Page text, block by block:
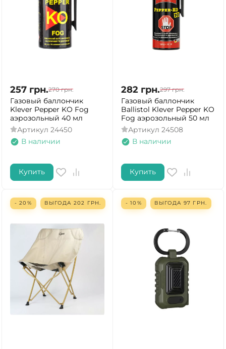
257 грн.270 грн.
Газовый баллончик
Klever Pepper KO Fog
аэрозольный 40 мл
Артикул 24450
В наличии
Купить
282 грн.297 грн.
Газовый баллончик
Ballistol Klever Pepper KO
Fog аэрозольный 50 мл
Артикул 24508
В наличии
Купить
- 20% ВЫГОДА 202 ГРН. - 10% ВЫГОДА 97 ГРН.